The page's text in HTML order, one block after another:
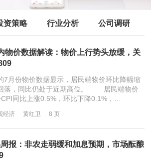
资策略 行业分析 公司调研
物价数据解读：物价上行势头放缓，关
份物价数据显示，居民端物价环比降幅缩
落，同比仍处于近期高位。 居民端物价
同比上涨0.5%，环比下降0.1%，…
经济 黄红卫 8 页
报：非农走弱缓和加息预期，市场酝酿